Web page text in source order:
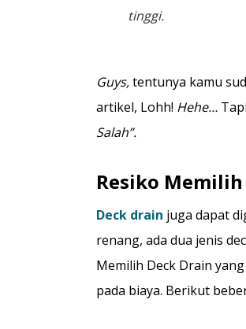
tinggi.
Guys,tentunya kamu
artikel, Lohh! Hehe…
Salah”.
Resiko Memilih
Deck drain juga dapat
renang, ada dua jenis
Memilih Deck Drain
pada biaya. Berikut